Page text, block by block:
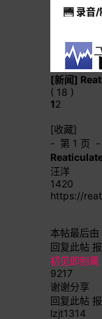
录音/
[新闻]
( 18 )
12
[收藏]
- 第 1 页 -
汪洋
1420
https://
本帖最后
回复此帖
初见即别离
9217
谢谢分享
回复此帖
lzjt1314